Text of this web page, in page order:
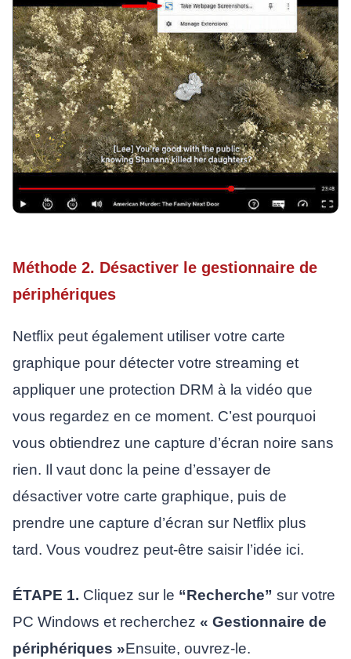
Méthode 2. Désactiver le gestionnaire de
périphériques
Netflix peut également utiliser votre carte
graphique pour détecter votre streaming et
appliquer une protection DRM à la vidéo que
vous regardez en ce moment. C’est pourquoi
vous obtiendrez une capture d’écran noire sans
rien. Il vaut donc la peine d’essayer de
désactiver votre carte graphique, puis de
prendre une capture d’écran sur Netflix plus
tard. Vous voudrez peut-être saisir l’idée ici.
ÉTAPE 1. Cliquez sur le “Recherche” sur votre
PC Windows et recherchez « Gestionnaire de
périphériques »Ensuite, ouvrez-le.